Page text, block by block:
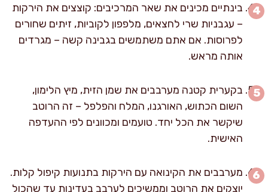
בינתיים מכינים את שאר המרכיבים: קוצצים את הירקות
– עגבניות שרי לחצאים, מלפפון לקוביות, זיתים שחורים
לפרוסות. אם אתם משתמשים בגבינה קשה – מגרדים
אותה מראש.
בקערית קטנה מערבבים את שמן הזית, מיץ הלימון,
השום הכתוש, האורגנו, המלח והפלפל – זה הרוטב
שיקשר את הכל יחד. טועמים ומכוונים לפי ההעדפה
האישית.
מערבבים את הקינואה עם הירקות בתנועות קיפול קלות.
יוצקים את הרוטב וממשיכים לערבב בעדינות עד שהכול